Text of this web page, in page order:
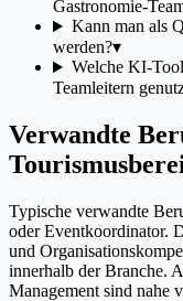
Gastronomie-
Kann man als
werden?▾
Welche KI-
Teamleitern
Verwandte
Typische verwandte
oder Eventkoordinator.
und
innerhalb der Branche.
Management sind nahe